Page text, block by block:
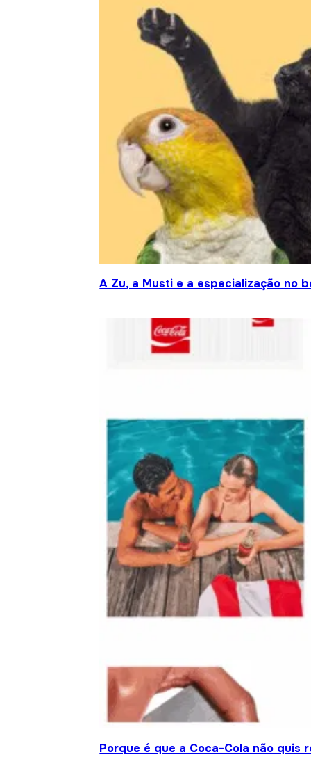
A Zu, a Musti e a especialização no
Porque é que a Coca-Cola não quis